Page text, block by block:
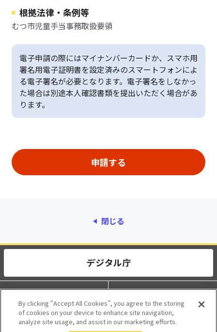
根拠法律・条例等
むつ市児童手当事務取扱要領
電子申請の際にはマイナンバーカードか、スマホ用
署名用電子証明書を設定済みのスマートフォンによ
る電子署名が必要となります。電子署名をしなかっ
た場合は別途本人確認書類を提出いただく場合があ
ります。
閉じる
動作環境 個人情報保護
利用規約 アクセシビリティ
By clicking “Accept All Cookies”, you agree to the storing
of cookies on your device to enhance site navigation,
analyze site usage, and assist in our marketing efforts.